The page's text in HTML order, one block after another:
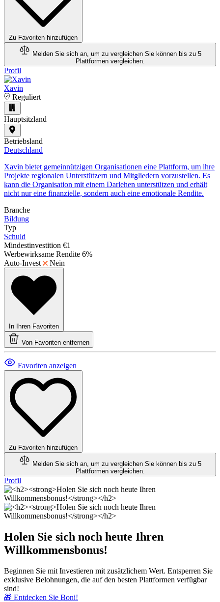
Zu Favoriten hinzufügen
Melden Sie sich an, um zu vergleichen Sie können bis zu 5
Plattformen vergleichen.
Profil
Xavin
Reguliert
Hauptsitzland
Betriebsland
Deutschland
Xavin bietet gemeinnützigen Organisationen eine Plattform, um ihre
Projekte regionalen Unterstützern und Mitgliedern vorzustellen. Es
kann die Organisation mit einem Darlehen unterstützen und erhält
nicht nur eine finanzielle, sondern auch eine emotionale Rendite.
Branche
Bildung
Typ
Schuld
Mindestinvestition €1
Werbewirksame Rendite 6%
Auto-Invest
Nein
In Ihren Favoriten
Von Favoriten entfernen
Favoriten anzeigen
Zu Favoriten hinzufügen
Melden Sie sich an, um zu vergleichen Sie können bis zu 5
Plattformen vergleichen.
Profil
Holen Sie sich noch heute Ihren
Willkommensbonus!
Beginnen Sie mit Investieren mit zusätzlichem Wert. Entsperren Sie
exklusive Belohnungen, die auf den besten Plattformen verfügbar
sind!
🎁 Entdecken Sie Boni!